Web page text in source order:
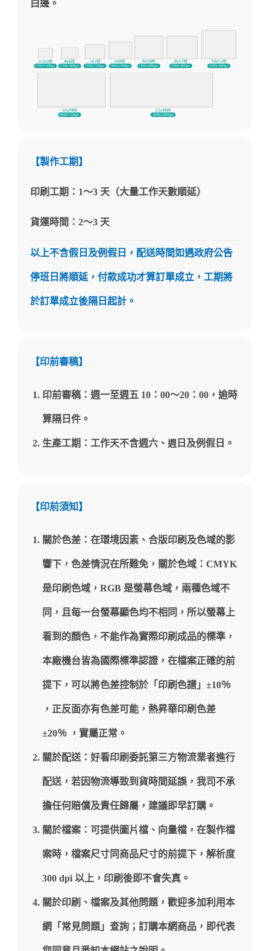
白邊。
【製作工期】
印刷工期：1～3 天（大量工作天數順延）
貨運時間：2～3 天
以上不含假日及例假日，配送時間如遇政府公告
停班日將順延，付款成功才算訂單成立，工期將
於訂單成立後隔日起計。
【印前審稿】
印前審稿：週一至週五 10：00～20： 00，逾時
算隔日件。
生產工期：工作天不含週六、 週 日及例假日。
【印前須知】
關於色差：在環境因素、合版印刷及色域的影
響下，色差情況在所難免，關於色域：CMYK
是印刷色域，RGB 是螢幕色域，兩種色域不
同，且每一台螢幕顯色均不相同，所以螢幕上
看到的顏色，不能作為實際印刷成品的標準，
本廠機台皆為國際標準認證，在檔案正確的前
提下，可以將色差控制於「印刷色譜」±10％
，正反面亦有色差可能，熱昇華印刷色差
±20％ ，實屬正常。
關於配送：好看印刷委託第三方物流業者進行
配送，若因物流導致到貨時間延誤，我司不承
擔任何賠償及責任歸屬，建議即早訂購。
關於檔案：可提供圖片檔、向量檔，在製作檔
案時，檔案尺寸同商品尺寸的前提下，解析度
300 dpi 以上，印刷後即不會失真。
關於印刷、檔案及其他問題，歡迎多加利用本
網「常見問題」查詢；訂購本網商品，即代表